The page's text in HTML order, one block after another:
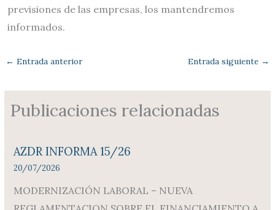
previsiones de las empresas, los mantendremos
informados.
← Entrada anterior Entrada siguiente →
Publicaciones relacionadas
AZDR INFORMA 15/26
20/07/2026
MODERNIZACIÓN LABORAL – NUEVA